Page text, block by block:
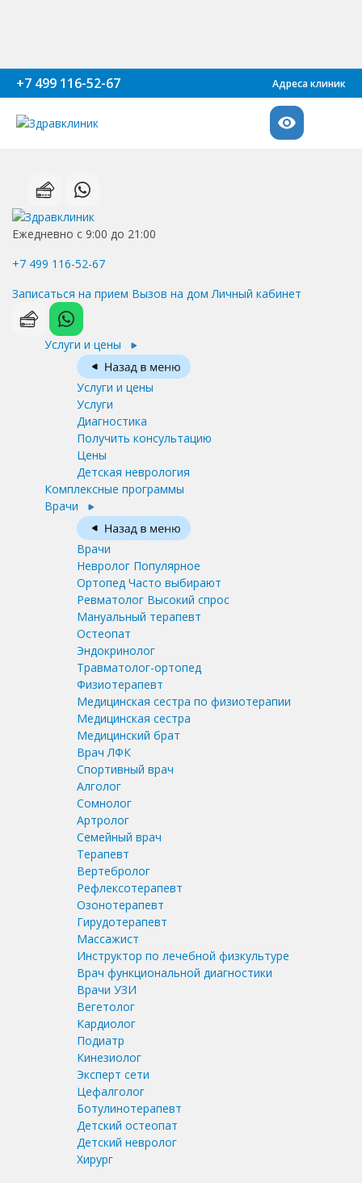
+7 499 116-52-67 Адреса клиник
Ежедневно с 9:00 до 21:00
+7 499 116-52-67
Записаться на прием Вызов на дом Личный кабинет
Услуги и цены
Услуги и цены
Услуги
Диагностика
Получить консультацию
Цены
Детская неврология
Комплексные программы
Врачи
Врачи
Невролог Популярное
Ортопед Часто выбирают
Ревматолог Высокий спрос
Мануальный терапевт
Остеопат
Эндокринолог
Травматолог-ортопед
Физиотерапевт
Медицинская сестра по физиотерапии
Медицинская сестра
Медицинский брат
Врач ЛФК
Спортивный врач
Алголог
Сомнолог
Артролог
Семейный врач
Терапевт
Вертебролог
Рефлексотерапевт
Озонотерапевт
Гирудотерапевт
Массажист
Инструктор по лечебной физкультуре
Врач функциональной диагностики
Врачи УЗИ
Вегетолог
Кардиолог
Подиатр
Кинезиолог
Эксперт сети
Цефалголог
Ботулинотерапевт
Детский остеопат
Детский невролог
Хирург